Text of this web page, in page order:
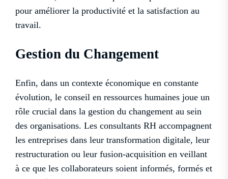
pour améliorer la productivité et la satisfaction au
travail.
Gestion du Changement
Enfin, dans un contexte économique en constante
évolution, le conseil en ressources humaines joue un
rôle crucial dans la gestion du changement au sein
des organisations. Les consultants RH accompagnent
les entreprises dans leur transformation digitale, leur
restructuration ou leur fusion-acquisition en veillant
à ce que les collaborateurs soient informés, formés et